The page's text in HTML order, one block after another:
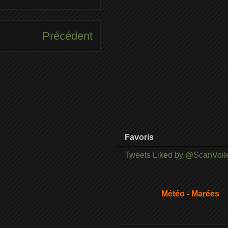
Précédent
Favoris
Tweets Liked by
Météo - Marées